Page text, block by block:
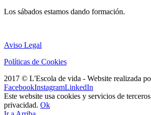
Los sábados estamos dando formación.
Aviso Legal
Políticas de Cookies
2017 © L'Escola de vida - Website realizada
FacebookInstagramLinkedIn
Este website usa cookies y servicios de
privacidad. Ok